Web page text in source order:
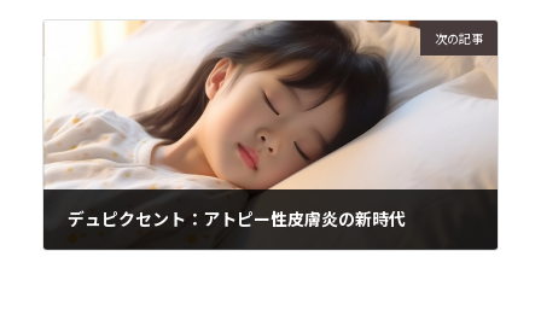
次の記事
デュピクセント：アトピー性皮膚炎の新時代